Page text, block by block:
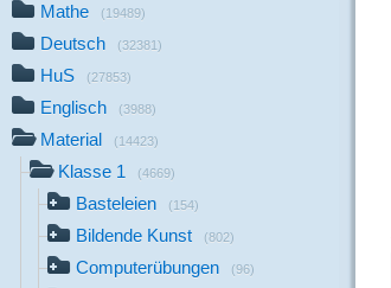
Mathe (19489)
Deutsch (32381)
HuS (27853)
Englisch (3988)
Material (14423)
Klasse 1 (4669)
Basteleien (154)
Bildende Kunst (802)
Computerübungen (96)